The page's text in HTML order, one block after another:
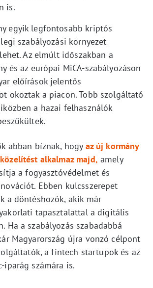
is.
egyik legfontosabb kriptós
szabályozási környezet
Az elmúlt időszakban a
és az európai MiCA-szabályozáson
előírások jelentős
okoztak a piacon. Több szolgáltató
a hazai felhasználók
abban bíznak, hogy az új kormány
alkalmaz majd, amely
a fogyasztóvédelmet és
Ebben kulcsszerepet
a döntéshozók, akik már
tapasztalattal a digitális
Ha a szabályozás szabadabbá
Magyarország újra vonzó célpont
a fintech startupok és az
iparág számára is.